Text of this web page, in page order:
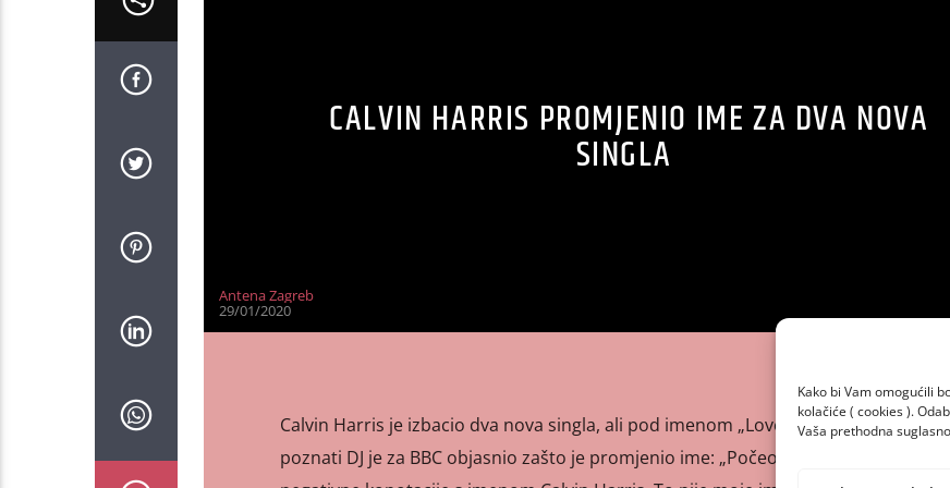
Kako bi Vam omogućili
kolačiće ( cookies ).
Vaša prethodna
CALVIN HARRIS PROMJENIO IME ZA DVA NOVA
SINGLA
Antena Zagreb
29/01/2020
Calvin Harris je izbacio dva nova singla, ali pod imenom „Love Regenerator”.
poznati DJ je za BBC objasnio zašto je promjenio ime: „Počeo sam osjećati skoro